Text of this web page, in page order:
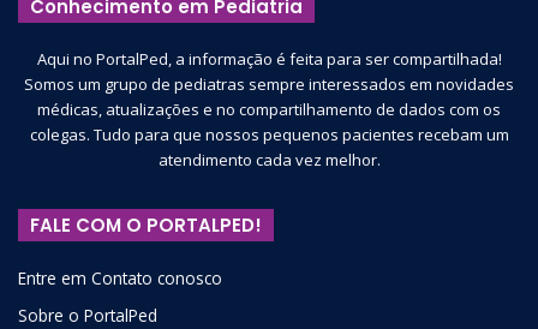
Conhecimento em Pediatria
Aqui no PortalPed, a informação é feita para ser compartilhada!
Somos um grupo de pediatras sempre interessados em novidades
médicas, atualizações e no compartilhamento de dados com os
colegas. Tudo para que nossos pequenos pacientes recebam um
atendimento cada vez melhor.
FALE COM O PORTALPED!
Entre em Contato conosco
Sobre o PortalPed